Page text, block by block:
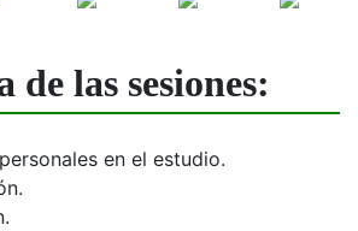
las sesiones:
en el estudio.